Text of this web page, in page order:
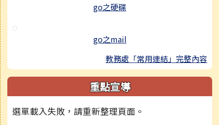
go之硬碟
go之mail
教務處「常用連結」完整內容
重點宣導
選單載入失敗，請重新整理頁面。